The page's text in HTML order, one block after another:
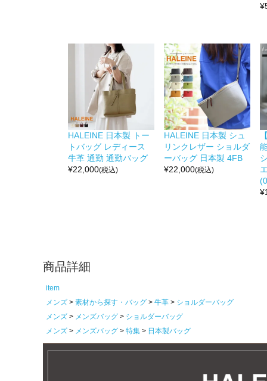
¥
HALEINE 日本製 トー
トバッグ レディース
牛革 通勤 通勤バッグ
¥22,000(税込)
HALEINE 日本製 シュ
リンクレザー ショルダ
ーバッグ 日本製 4FB
¥22,000(税込)
¥
商品詳細
item
メンズ
素材から探す・バッグ 牛革
ショルダーバッグ
メンズ
メンズバッグ
ショルダーバッグ
メンズ
メンズバッグ 特集 日本製バッグ